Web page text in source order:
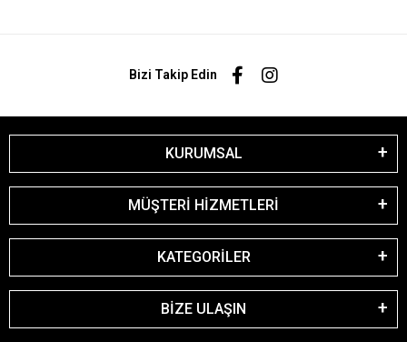
Bizi Takip Edin
KURUMSAL
MÜŞTERİ HİZMETLERİ
KATEGORİLER
BİZE ULAŞIN